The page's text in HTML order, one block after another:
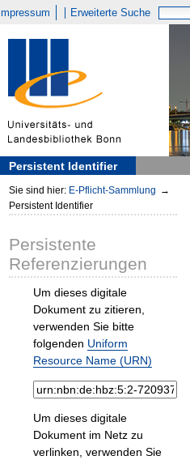
Impressum Erweiterte Suche
Persistent Identifier
Sie sind hier: E-Pflicht-Sammlung →
Persistent Identifier
Persistente
Referenzierungen
Um dieses digitale
Dokument zu zitieren,
verwenden Sie bitte
folgenden Uniform
Resource Name (URN)
Um dieses digitale
Dokument im Netz zu
verlinken, verwenden Sie